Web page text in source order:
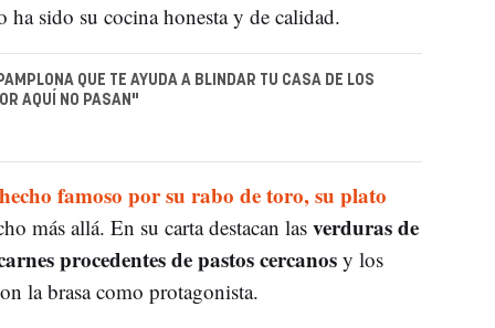
sido su cocina honesta y de calidad.
QUE TE AYUDA A BLINDAR TU CASA DE LOS
AQUÍ NO PASAN"
famoso por su rabo de toro, su plato
más allá. En su carta destacan las verduras de
procedentes de pastos cercanosy los
la brasa como protagonista.